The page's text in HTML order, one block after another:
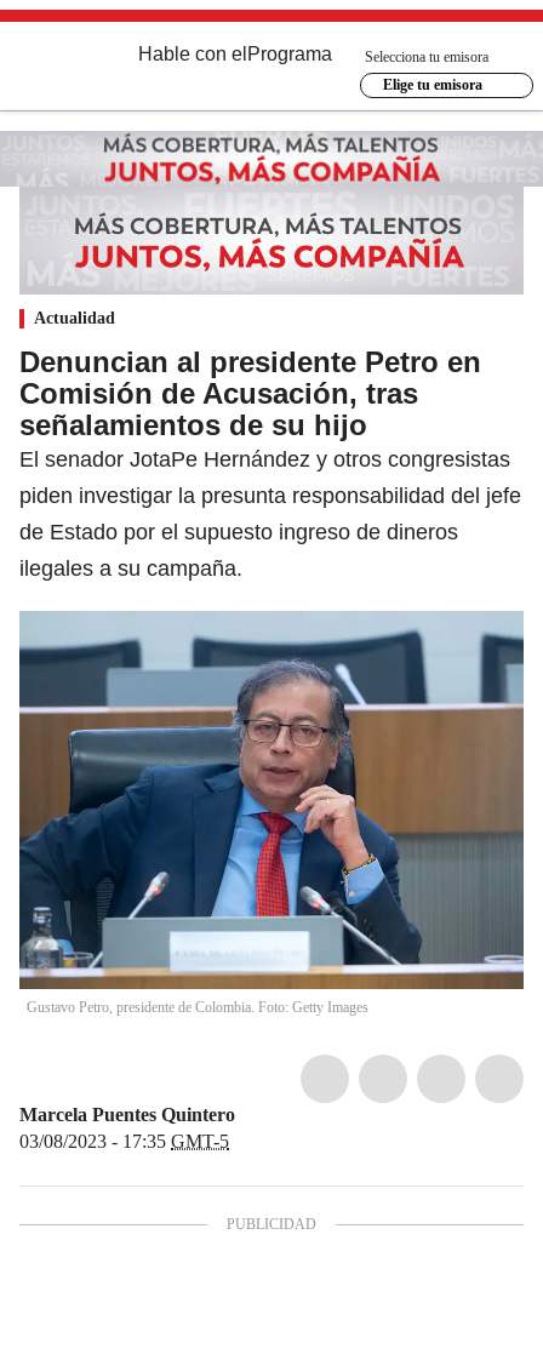
Hable con el Programa
Selecciona tu emisora
Elige tu emisora
Actualidad
Denuncian al presidente Petro en
Comisión de Acusación, tras
señalamientos de su hijo
El senador JotaPe Hernández y otros congresistas
piden investigar la presunta responsabilidad del jefe
de Estado por el supuesto ingreso de dineros
ilegales a su campaña.
Gustavo Petro, presidente de Colombia. Foto: Getty Images
Marcela Puentes Quintero
03/08/2023 - 17:35 GMT-5